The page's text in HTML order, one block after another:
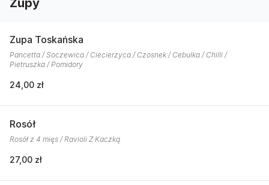
Zupy
Zupa Toskańska
Pancetta / Soczewica / Ciecierzyca / Czosnek / Cebulka / Chilli /
Pietruszka / Pomidory
24,00 zł
Rosół
Rosół z 4 mięs / Ravioli Z Kaczką
27,00 zł